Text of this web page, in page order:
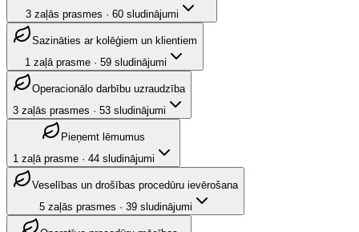
3 zaļās prasmes · 60 sludinājumi
Sazināties ar kolēģiem un klientiem
1 zaļā prasme· 59 sludinājumi
Operacionālo darbību uzraudzība
3 zaļās prasmes · 53 sludinājumi
Pieņemt lēmumus
1 zaļā prasme · 44 sludinājumi
Veselības un drošības procedūru ievērošana
5 zaļās prasmes · 39 sludinājumi